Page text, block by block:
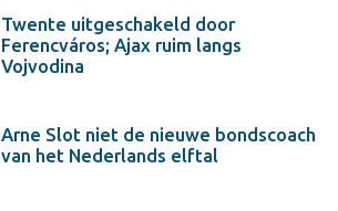
Twente uitgeschakeld door
Ferencváros; Ajax ruim langs
Vojvodina
Arne Slot niet de nieuwe bondscoach
van het Nederlands elftal